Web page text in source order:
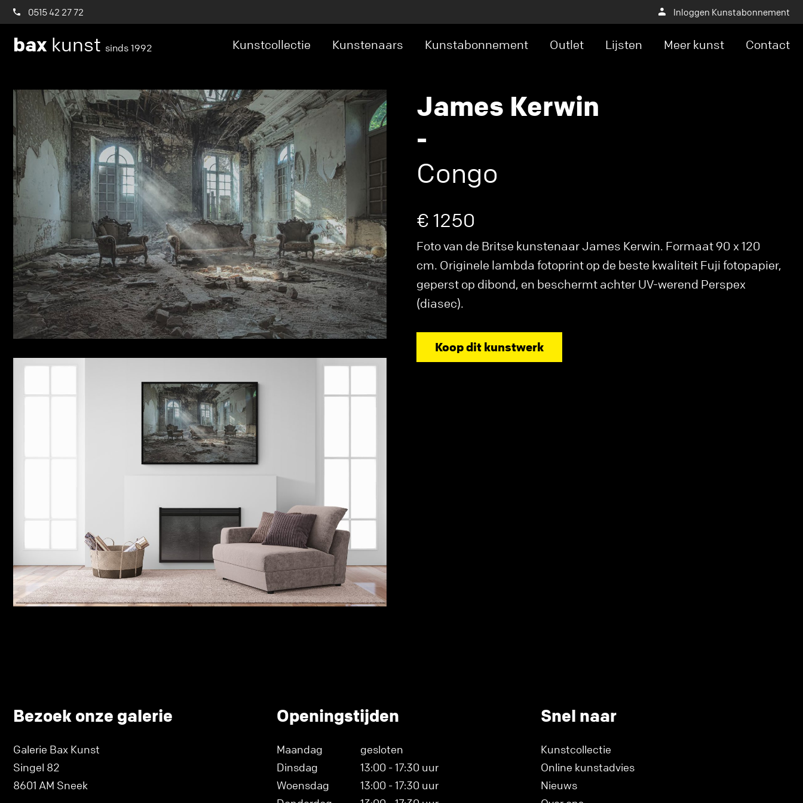
0515 42 27 72 Inloggen Kunstabonnement
bax kunst sinds 1992 Kunstcollectie Kunstenaars Kunstabonnement Outlet Lijsten Meer kunst Contact
James Kerwin
-
Congo
€ 1250
Foto van de Britse kunstenaar James Kerwin. Formaat 90 x 120
cm. Originele lambda fotoprint op de beste kwaliteit Fuji fotopapier,
geperst op dibond, en beschermt achter UV-werend Perspex
(diasec).
Koop dit kunstwerk
Bezoek onze galerie
Galerie Bax Kunst
Singel 82
8601 AM Sneek
Openingstijden
Maandag
gesloten
Dinsdag
13:00 - 17:30 uur
Woensdag
13:00 - 17:30 uur
Snel naar
Kunstcollectie
Online kunstadvies
Nieuws